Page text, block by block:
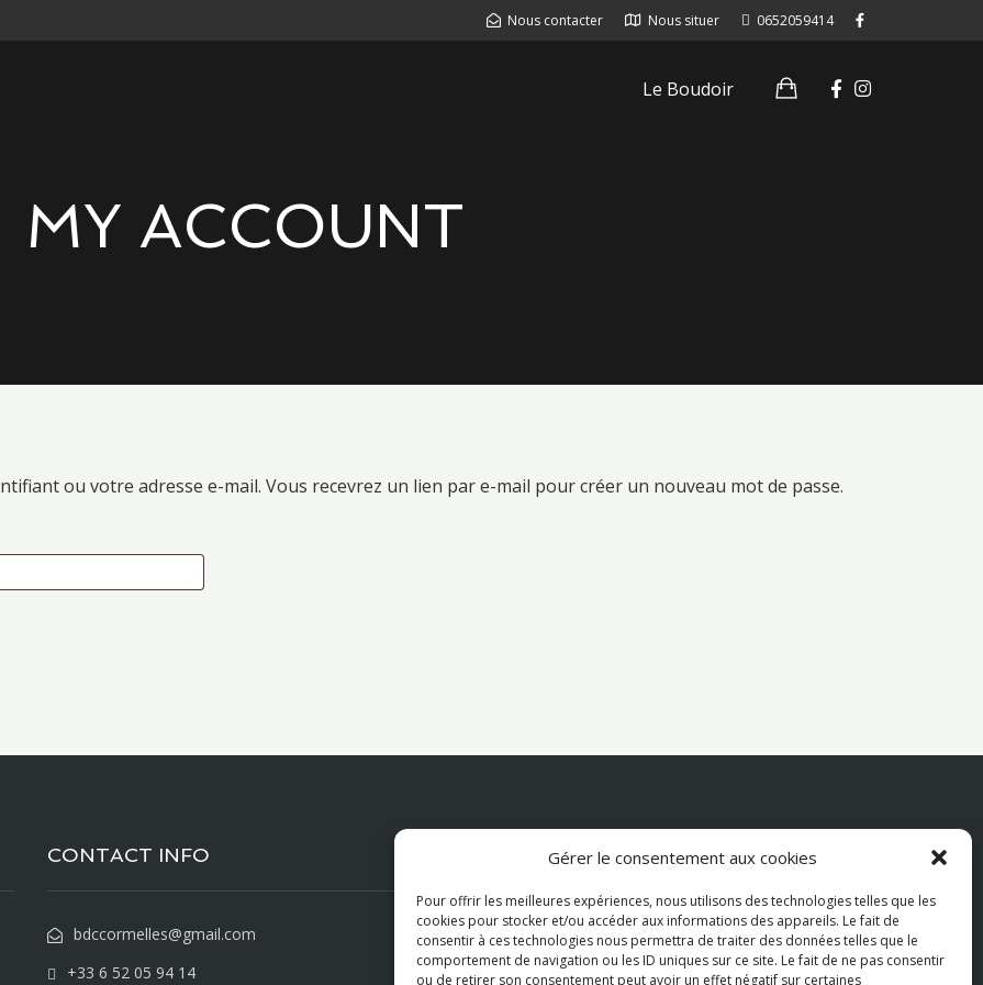
Gérer le consentement aux cookies
Pour offrir les meilleures expériences, nous utilisons des technologies telles que les
cookies pour stocker et/ou accéder aux informations des appareils. Le fait de
consentir à ces technologies nous permettra de traiter des données telles que le
comportement de navigation ou les ID uniques sur ce site. Le fait de ne pas consentir
ou de retirer son consentement peut avoir un effet négatif sur certaines
Nous contacter Nous situer 0652059414
Le Boudoir
MY ACCOUNT
ou votre adresse e-mail. Vous recevrez un lien par e-mail pour créer un nouveau mot de passe.
CONTACT INFO
bdccormelles@gmail.com
+33 6 52 05 94 14
Paiements Acceptés
Visa PayPal MasterCard